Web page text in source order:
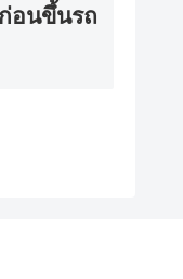
อนขึ้นรถ